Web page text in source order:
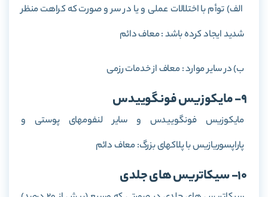
الف) توأم با اختلالات عملی و یا در سر و صورت که کراهت منظر
شدید ایجاد کرده باشد : معاف دائم
ب) در سایر موارد : معاف از خدمات رزمی
9- مایکوزیس فونگوییدس
مایکوزیس فونگوییدس و سایر لنفومهای پوستی و
پاراپسوریازیس با پلاکهای بزرگ: معاف دائم
10- سیکاتریس های جلدی